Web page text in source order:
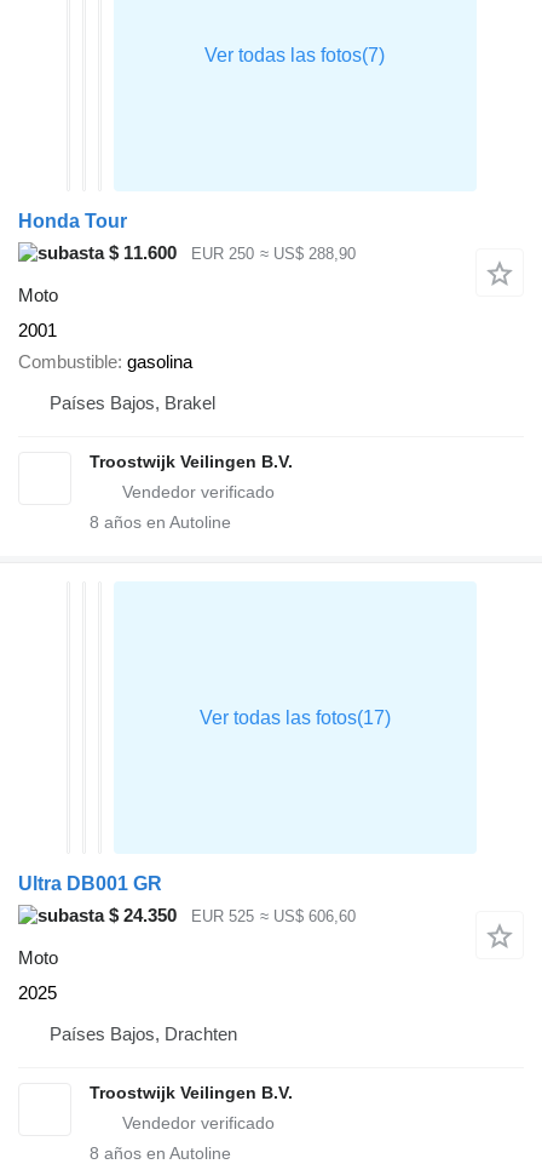
Honda Tour
$ 11.600
EUR 250 ≈ US$ 288,90
Moto
2001
Combustible gasolina
Países Bajos, Brakel
Troostwijk Veilingen B.V.
8 años en Autoline
Ultra DB001 GR
$ 24.350
EUR 525 ≈ US$ 606,60
Moto
2025
Países Bajos, Drachten
Troostwijk Veilingen B.V.
8 años en Autoline